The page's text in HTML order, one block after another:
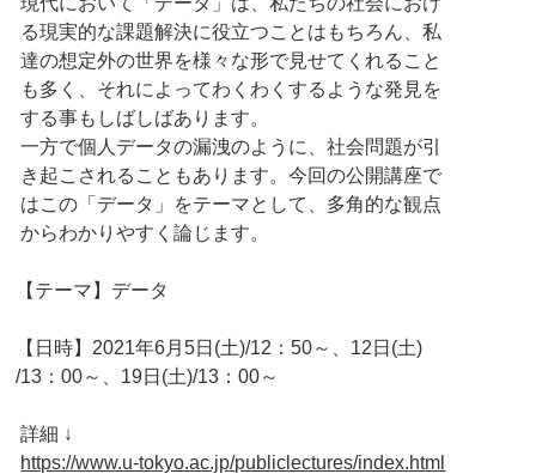
る現実的な課題解決に役立つことはもちろん、私
達の想定外の世界を様々な形で見せてくれること
も多く、それによってわくわくするような発見を
する事もしばしばあります。
一方で個人データの漏洩のように、社会問題が引
き起こされることもあります。今回の公開講座で
はこの「データ」をテーマとして、多角的な観点
からわかりやすく論じます。
【テーマ】データ
【日時】2021年6月5日(土)/12：50～、12日(土)
/13：00～、19日(土)/13：00～
詳細 ↓
https://www.u-tokyo.ac.jp/publiclectures/index.html